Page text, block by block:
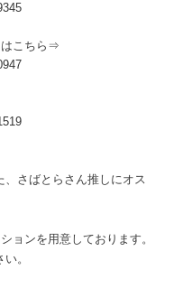
はこちら⇒
さばとらさん推しにオス
ョンを用意しております。
。